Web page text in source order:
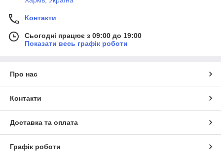
Контакти
Сьогодні працює з 09:00 до 19:00
Показати весь графік роботи
Про нас
Контакти
Доставка та оплата
Графік роботи